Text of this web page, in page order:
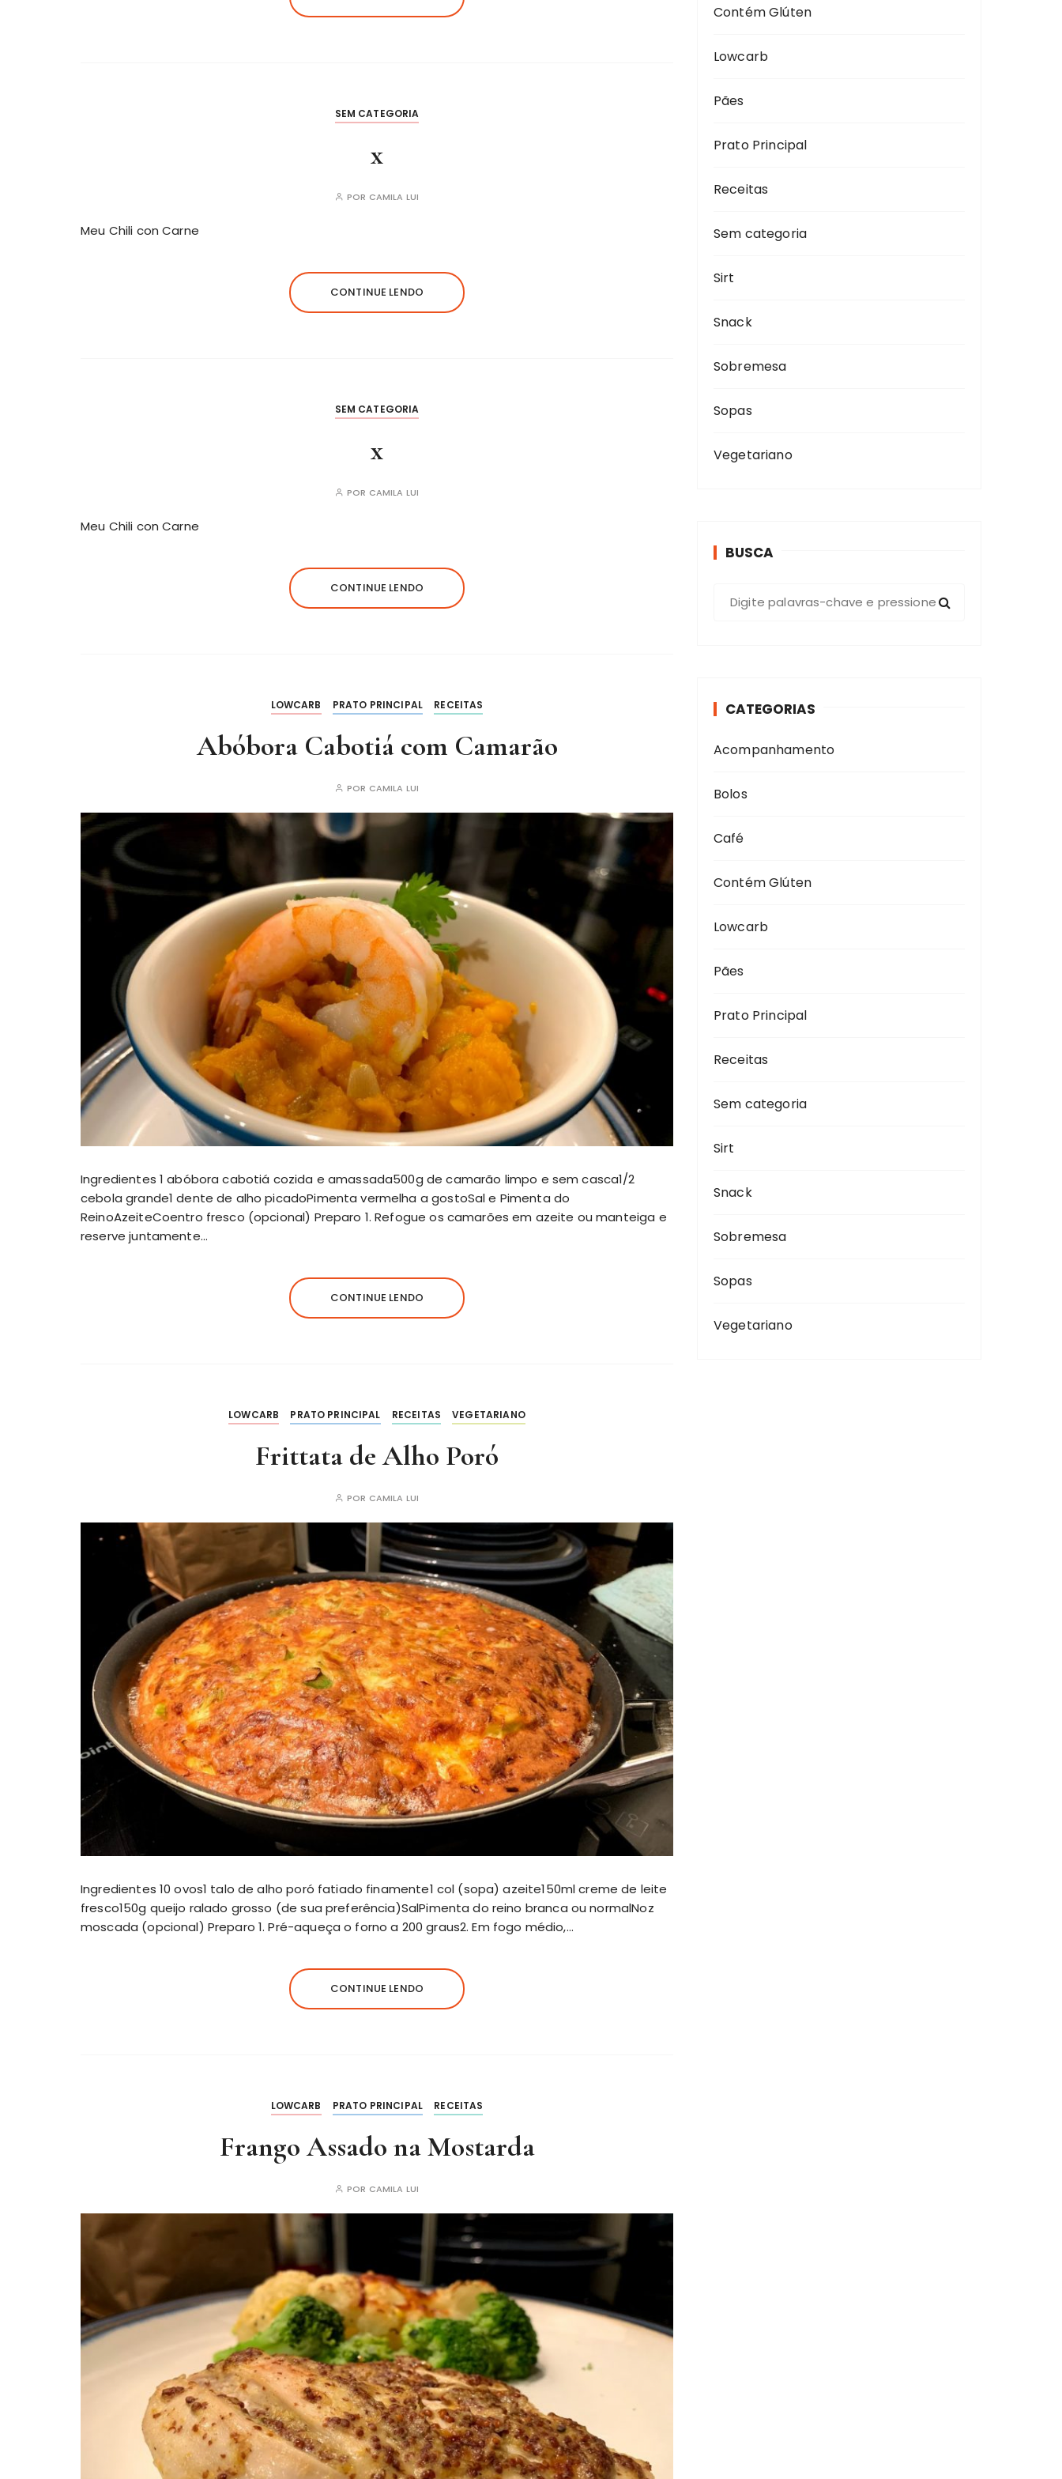
SEM CATEGORIA
x
POR CAMILA LUI
Meu Chili con Carne
CONTINUE LENDO
SEM CATEGORIA
x
POR CAMILA LUI
Meu Chili con Carne
CONTINUE LENDO
LOWCARB PRATO PRINCIPAL RECEITAS
Abóbora Cabotiá com Camarão
POR CAMILA LUI
Ingredientes 1 abóbora cabotiá cozida e amassada500g de camarão limpo e sem casca1/2
cebola grande1 dente de alho picadoPimenta vermelha a gostoSal e Pimenta do
ReinoAzeiteCoentro fresco (opcional) Preparo 1. Refogue os camarões em azeite ou manteiga e
reserve juntamente…
CONTINUE LENDO
LOWCARB PRATO PRINCIPAL RECEITAS VEGETARIANO
Frittata de Alho Poró
POR CAMILA LUI
Ingredientes 10 ovos1 talo de alho poró fatiado finamente1 col (sopa) azeite150ml creme de leite
fresco150g queijo ralado grosso (de sua preferência)SalPimenta do reino branca ou normalNoz
moscada (opcional) Preparo 1. Pré-aqueça o forno a 200 graus2. Em fogo médio,…
CONTINUE LENDO
LOWCARB PRATO PRINCIPAL RECEITAS
Frango Assado na Mostarda
POR CAMILA LUI
Contém Glúten
Lowcarb
Pães
Prato Principal
Receitas
Sem categoria
Sirt
Snack
Sobremesa
Sopas
Vegetariano
BUSCA
p
r
CATEGORIAS
Acompanhamento
Bolos
Café
Contém Glúten
Lowcarb
Pães
Prato Principal
Receitas
Sem categoria
Sirt
Snack
Sobremesa
Sopas
Vegetariano